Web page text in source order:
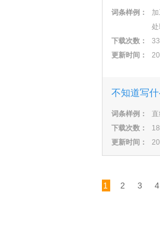
词条样例：
处
下载次数：
更新时间：
不知道写什
词条样例：
下载次数：
更新时间：
1 2 3 4